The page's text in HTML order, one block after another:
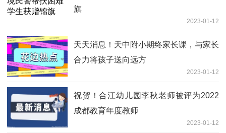
旗
2023-01-12
天天消息！天中附小期终家长课，与家长
合力将孩子送向远方
2023-01-12
祝贺！合江幼儿园李秋老师被评为2022
成都教育年度教师
2023-01-12